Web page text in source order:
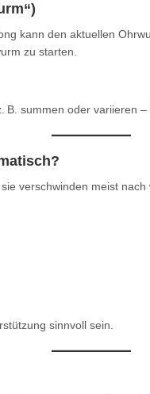
kann den aktuellen
zu starten.
summen oder variieren
verschwinden meist
sinnvoll sein.